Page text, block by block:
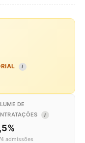
I
DE
I
admissões